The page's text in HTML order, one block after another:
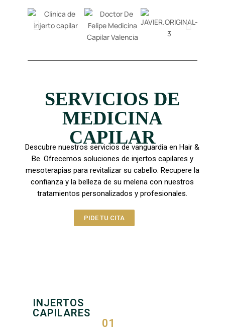
SERVICIOS DE
MEDICINA
CAPILAR
Descubre nuestros servicios de vanguardia en Hair &
Be. Ofrecemos soluciones de injertos capilares y
mesoterapias para revitalizar su cabello. Recupere la
confianza y la belleza de su melena con nuestros
tratamientos personalizados y profesionales.
PIDE TU CITA
INJERTOS
CAPILARES
01